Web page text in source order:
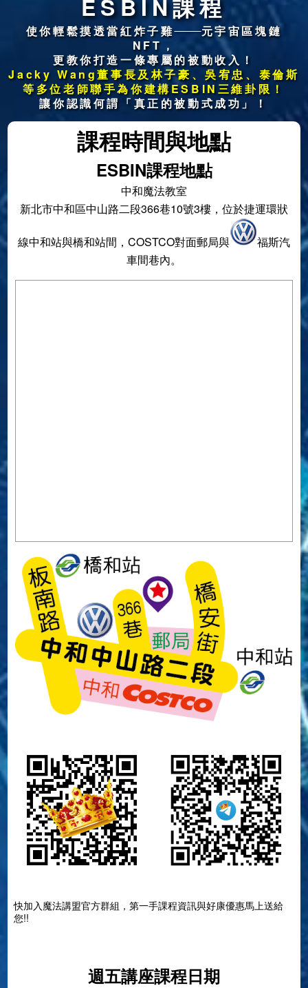
ESBIN課程
使你輕鬆摸透當紅炸子雞
元宇宙區塊鏈
NFT，
更教你打造一條專屬的被動收入！
Jacky Wang董事長及林子豪、吳宥忠、泰倫斯
等多位老師聯手為你建構ESBIN三維卦限！
讓你認識何謂「真正的被動式成功」！
課程時間與地點
ESBIN課程地點
中和魔法教室
新北市中和區中山路二段366巷10號3樓，位於捷運環狀
線中和站與橋和站間，COSTCO對面郵局與
福斯汽
車間巷內。
快加入魔法講盟官方群組，第一手課程資訊與好康優惠馬上送給
您!!
週五講座課程日期